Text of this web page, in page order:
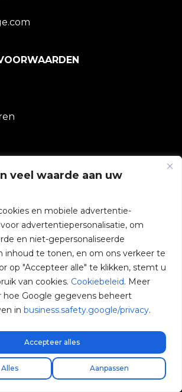
veel waarde aan uw
en mobiele advertentie-
advertentiepersonalisatie, om
en niet-gepersonaliseerde
inhoud te tonen, en om ons verkeer te
op "Accepteer alle" te klikken, stemt u
van cookies. Cookiebeleid. Meer
hoe Google gegevens beheert
in business.safety.google/privacy.
Aanpassen
Accepteer alles
Gratis express verzending!
Vind uw installateur
© 2026 All rights reserved.